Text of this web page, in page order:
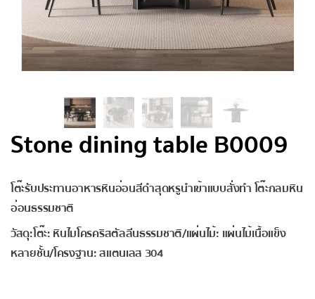
Stone dining table B0009
โต๊ะรับประทานอาหารหินอ่อนสีดำสุดหรูนำเข้าแบบสั่งทำ โต๊ะกลมหิน
อ่อนธรรมชาติ
วัสดุ:โต๊ะ: หินไมโครคริสตัลลีนธรรมชาติ/แผ่นไม้: แผ่นไม้เนื้อแข็ง
หลายชั้น/โครงฐาน: สแตนเลส 304